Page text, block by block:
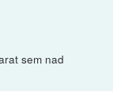
sem nad